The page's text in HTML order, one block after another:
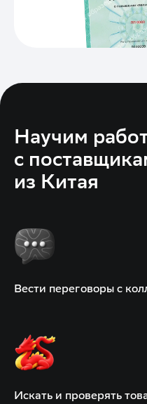
Научим
с
из Китая
Вести переговоры с
Искать и проверять